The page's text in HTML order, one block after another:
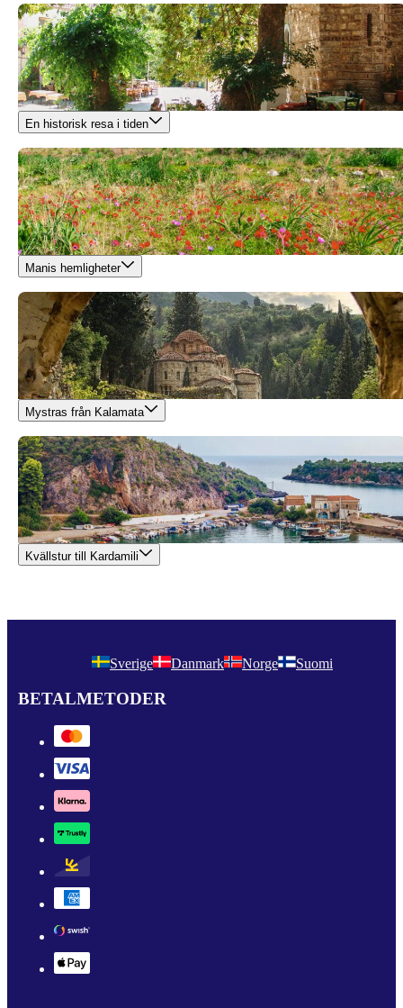
En historisk resa i tiden
Manis hemligheter
Mystras från Kalamata
Kvällstur till Kardamili
Sverige Danmark Norge Suomi
BETALMETODER